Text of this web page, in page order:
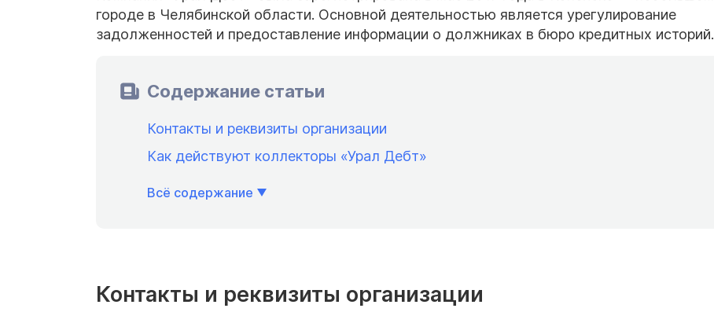
городе в Челябинской области. Основной деятельностью является урегулирование
задолженностей и предоставление информации о должниках в бюро кредитных историй.
Содержание статьи
Контакты и реквизиты организации
Как действуют коллекторы «Урал Дебт»
Всё содержание
Контакты и реквизиты организации